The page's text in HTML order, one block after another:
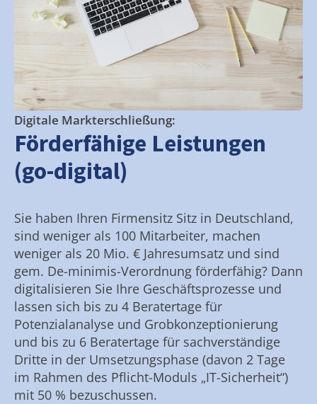
Digitale Markterschließung:
Förderfähige Leistungen
(go-digital)
Sie haben Ihren Firmensitz Sitz in Deutschland,
sind weniger als 100 Mitarbeiter, machen
weniger als 20 Mio. € Jahresumsatz und sind
gem. De-minimis-Verordnung förderfähig? Dann
digitalisieren Sie Ihre Geschäftsprozesse und
lassen sich bis zu 4 Beratertage für
Potenzialanalyse und Grobkonzeptionierung
und bis zu 6 Beratertage für sachverständige
Dritte in der Umsetzungsphase (davon 2 Tage
im Rahmen des Pflicht-Moduls „IT-Sicherheit“)
mit 50 % bezuschussen.